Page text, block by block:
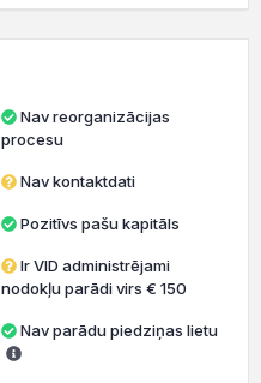
Nav reorganizācijas
procesu
Nav kontaktdati
Pozitīvs pašu kapitāls
Ir VID administrējami
nodokļu parādi virs € 150
Nav parādu piedziņas lietu